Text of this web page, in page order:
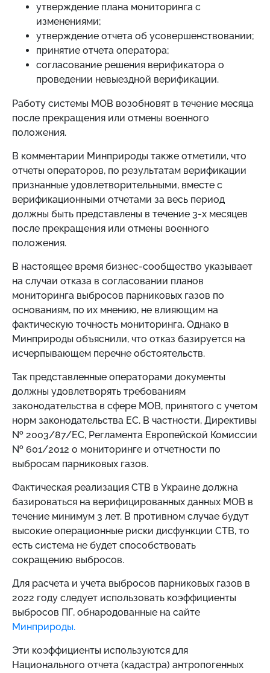
утверждение плана мониторинга с
изменениями;
утверждение отчета об усовершенствовании;
принятие отчета оператора;
согласование решения верификатора о
проведении невыездной верификации.
Работу системы МОВ возобновят в течение месяца
после прекращения или отмены военного
положения.
В комментарии Минприроды также отметили, что
отчеты операторов, по результатам верификации
признанные удовлетворительными, вместе с
верификационными отчетами за весь период
должны быть представлены в течение 3-х месяцев
после прекращения или отмены военного
положения.
В настоящее время бизнес-сообщество указывает
на случаи отказа в согласовании планов
мониторинга выбросов парниковых газов по
основаниям, по их мнению, не влияющим на
фактическую точность мониторинга. Однако в
Минприроды объяснили, что отказ базируется на
исчерпывающем перечне обстоятельств.
Так представленные операторами документы
должны удовлетворять требованиям
законодательства в сфере МОВ, принятого с учетом
норм законодательства ЕС. В частности, Директивы
№ 2003/87/ЕС, Регламента Европейской Комиссии
№ 601/2012 о мониторинге и отчетности по
выбросам парниковых газов.
Фактическая реализация СТВ в Украине должна
базироваться на верифицированных данных МОВ в
течение минимум 3 лет. В противном случае будут
высокие операционные риски дисфункции СТВ, то
есть система не будет способствовать
сокращению выбросов.
Для расчета и учета выбросов парниковых газов в
2022 году следует использовать коэффициенты
выбросов ПГ, обнародованные на сайте
Минприроды.
Эти коэффициенты используются для
Национального отчета (кадастра) антропогенных